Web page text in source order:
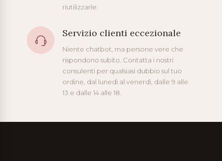
riutilizzarle.
Servizio clienti eccezionale
Niente chatbot, ma persone vere che
rispondono subito. Contatta i nostri
consulenti per qualsiasi dubbio sul tuo
ordine, dal lunedì al venerdì, dalle 9 alle
13 e dalle 14 alle 18.